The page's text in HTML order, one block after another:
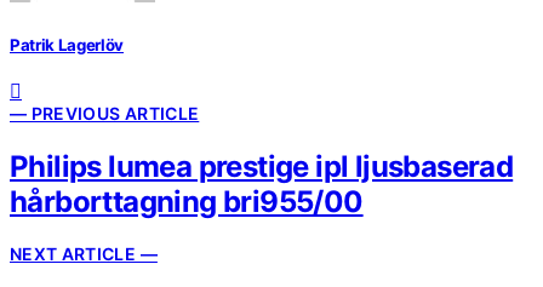
Patrik Lagerlöv
— PREVIOUS ARTICLE
Philips lumea prestige ipl ljusbaserad
hårborttagning bri955/00
NEXT ARTICLE —